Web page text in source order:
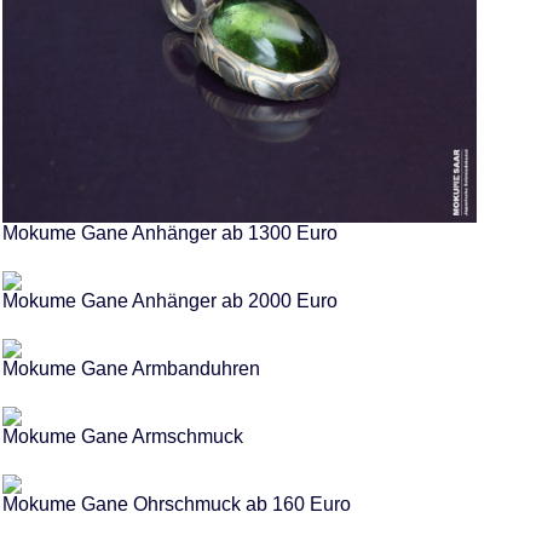
Mokume Gane Anhänger ab 1300 Euro
Mokume Gane Anhänger ab 2000 Euro
Mokume Gane Armbanduhren
Mokume Gane Armschmuck
Mokume Gane Ohrschmuck ab 160 Euro